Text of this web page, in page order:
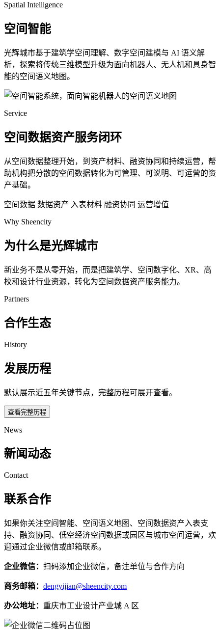
Spatial Intelligence
空间智能
光辉城市基于建筑学空间理解、数字空间建模与 AI 语义解
析，探索将传统三维模型升级为面向机器人、无人机和具身智
能的空间语义地图。
Service
空间数据资产服务闭环
从空间数据整理开始，到资产材料、融资协同和持续运营，帮
助机构把分散的空间数据转化为可管理、可说明、可运营的资
产基础。
空间数据 数据资产 入表材料 融资协同 运营增值
Why Sheencity
为什么是光辉城市
新业务不是从零开始，而是把建筑学、空间数字化、XR、高
校和设计行业资源，转化为空间数据资产服务能力。
Partners
合作生态
History
发展历程
默认展示近五年关键节点，完整历程可展开查看。
查看完整历程
News
新闻动态
Contact
联系合作
如果你关注空间智能、空间语义地图、空间数据资产入表支
持、融资协同、低空经济空间数据或园区与城市空间运营，欢
迎通过企业微信或邮箱联系。
企业微信： 扫码添加企业微信，备注单位与合作方向
商务邮箱： dengyijian@sheencity.com
办公地址： 重庆市工业设计产业城 A 区